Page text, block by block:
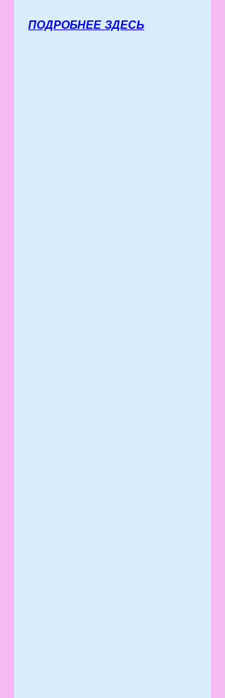
ПОДРОБНЕЕ ЗДЕСЬ